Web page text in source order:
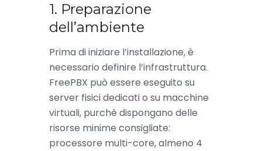
1. Preparazione
dell’ambiente
Prima di iniziare l’installazione, è
necessario definire l’infrastruttura.
FreePBX può essere eseguito su
server fisici dedicati o su macchine
virtuali, purché dispongano delle
risorse minime consigliate:
processore multi-core, almeno 4